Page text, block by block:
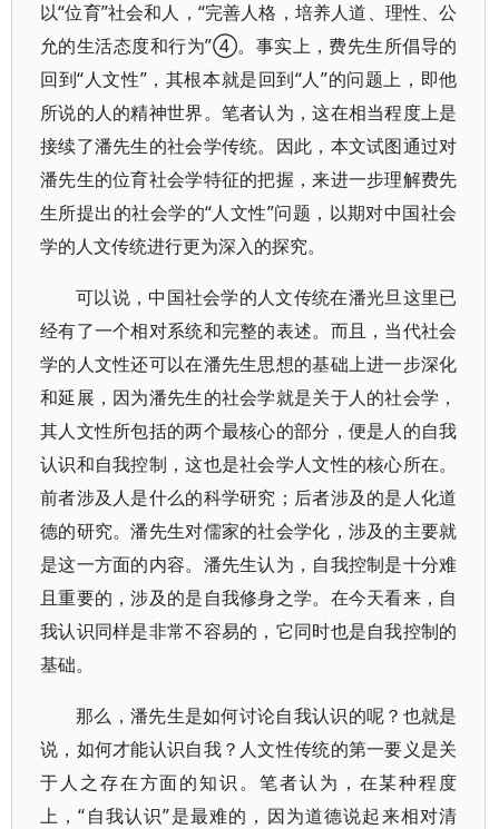
以“位育”社会和人，“完善人格，培养人道、理性、公
允的生活态度和行为”④。事实上，费先生所倡导的
回到“人文性”，其根本就是回到“人”的问题上，即他
所说的人的精神世界。笔者认为，这在相当程度上是
接续了潘先生的社会学传统。因此，本文试图通过对
潘先生的位育社会学特征的把握，来进一步理解费先
生所提出的社会学的“人文性”问题，以期对中国社会
学的人文传统进行更为深入的探究。
可以说，中国社会学的人文传统在潘光旦这里已
经有了一个相对系统和完整的表述。而且，当代社会
学的人文性还可以在潘先生思想的基础上进一步深化
和延展，因为潘先生的社会学就是关于人的社会学，
其人文性所包括的两个最核心的部分，便是人的自我
认识和自我控制，这也是社会学人文性的核心所在。
前者涉及人是什么的科学研究；后者涉及的是人化道
德的研究。潘先生对儒家的社会学化，涉及的主要就
是这一方面的内容。潘先生认为，自我控制是十分难
且重要的，涉及的是自我修身之学。在今天看来，自
我认识同样是非常不容易的，它同时也是自我控制的
基础。
那么，潘先生是如何讨论自我认识的呢？也就是
说，如何才能认识自我？人文性传统的第一要义是关
于人之存在方面的知识。笔者认为，在某种程度
上，“自我认识”是最难的，因为道德说起来相对清